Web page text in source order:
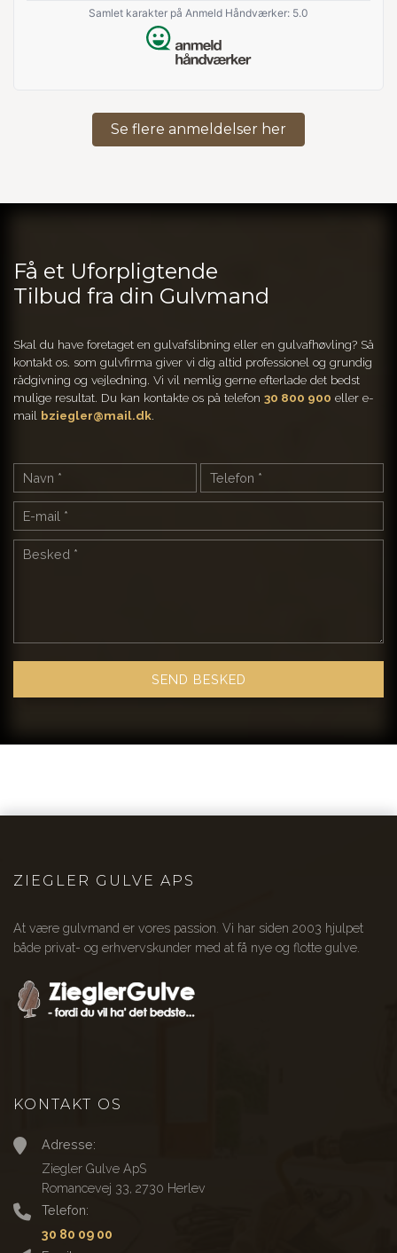
Samlet karakter på Anmeld Håndværker: 5.0
Se flere anmeldelser her
Få et Uforpligtende
Tilbud fra din Gulvmand
Skal du have foretaget en gulvafslibning eller en gulvafhøvling? Så
kontakt os. som gulvfirma giver vi dig altid professionel og grundig
rådgivning og vejledning. Vi vil nemlig gerne efterlade det bedst
mulige resultat. Du kan kontakte os på telefon 30 800 900 eller e-
mail bziegler@mail.dk
ZIEGLER GULVE APS
At være gulvmand er vores passion. Vi har siden 2003 hjulpet
både privat- og erhvervskunder med at få nye og flotte gulve.
KONTAKT OS
Adresse:
Ziegler Gulve ApS
Romancevej 33, 2730 Herlev
Telefon:
30 80 09 00